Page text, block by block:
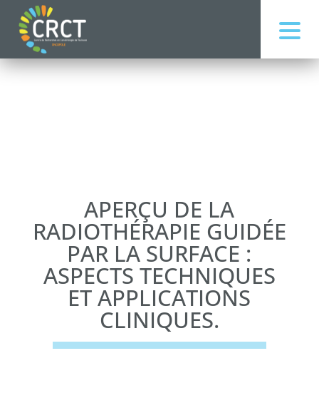
APERÇU DE LA
RADIOTHÉRAPIE GUIDÉE
PAR LA SURFACE :
ASPECTS TECHNIQUES
ET APPLICATIONS
CLINIQUES.